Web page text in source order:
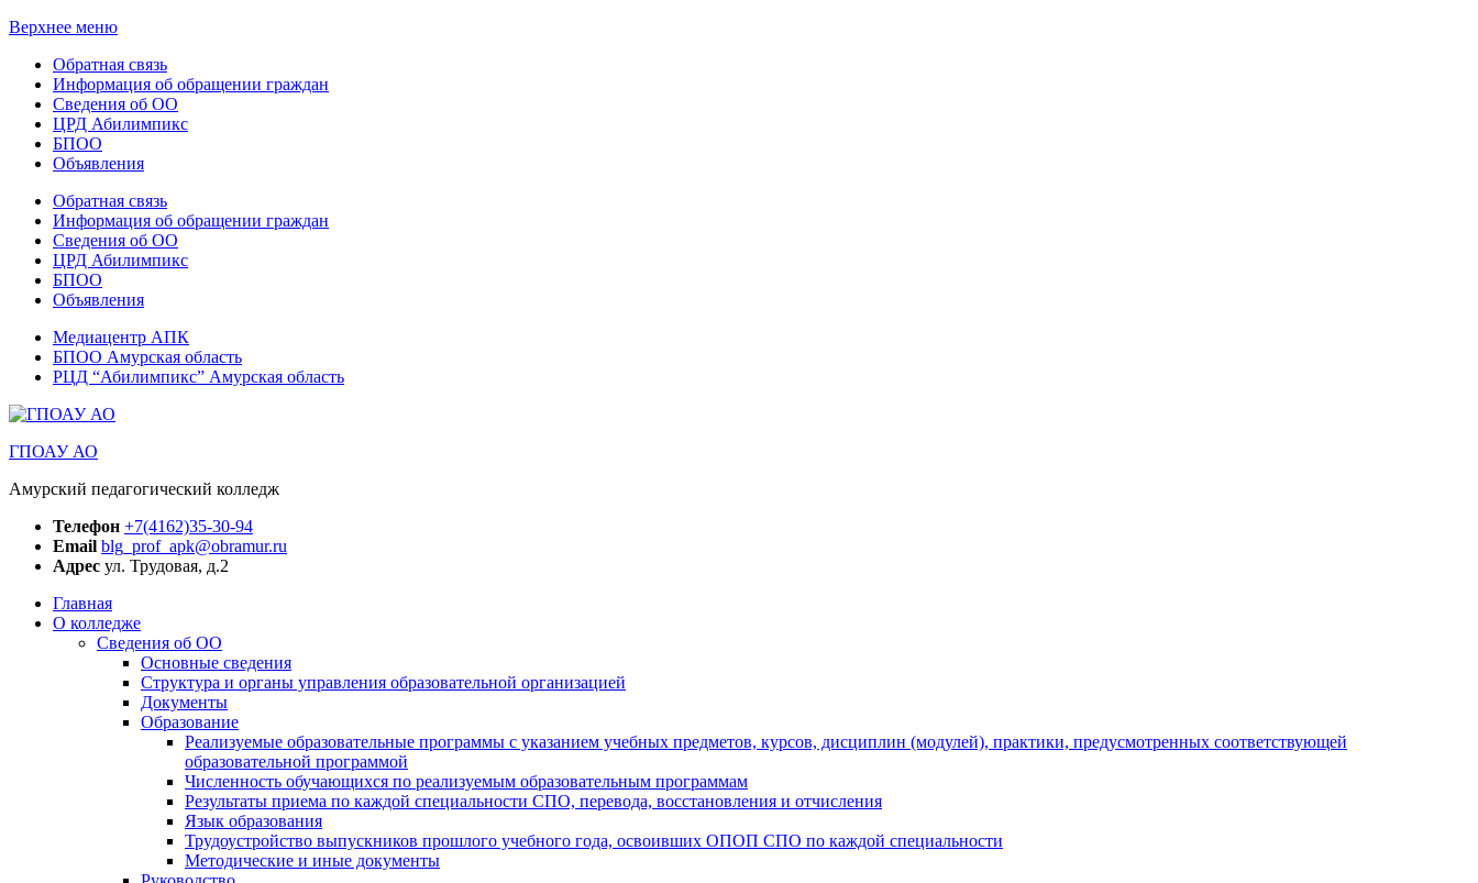
Верхнее меню
Обратная связь
Информация об обращении граждан
Сведения об ОО
ЦРД Абилимпикс
БПОО
Объявления
Обратная связь
Информация об обращении граждан
Сведения об ОО
ЦРД Абилимпикс
БПОО
Объявления
Медиацентр АПК
БПОО Амурская область
РЦД “Абилимпикс” Амурская область
ГПОАУ АО
Амурский педагогический колледж
Телефон +7(4162)35-30-94
Email blg_prof_apk@obramur.ru
Адрес ул. Трудовая, д.2
Главная
О колледже
Сведения об ОО
Основные сведения
Структура и органы управления образовательной организацией
Документы
Образование
Реализуемые образовательные программы с указанием учебных предметов, курсов, дисциплин (модулей), практики, предусмотренных соответствующей
образовательной программой
Численность обучающихся по реализуемым образовательным программам
Результаты приема по каждой специальности СПО, перевода, восстановления и отчисления
Язык образования
Трудоустройство выпускников прошлого учебного года, освоивших ОПОП СПО по каждой специальности
Методические и иные документы